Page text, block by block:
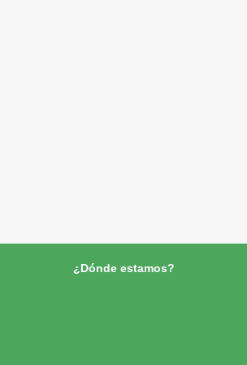
¿Dónde estamos?